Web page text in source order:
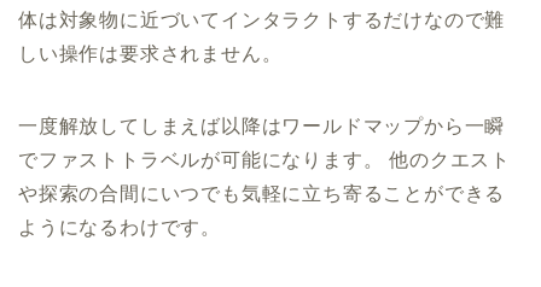
体は対象物に近づいてインタラクトするだけなので難
しい操作は要求されません。
一度解放してしまえば以降はワールドマップから一瞬
でファストトラベルが可能になります。 他のクエスト
や探索の合間にいつでも気軽に立ち寄ることができる
ようになるわけです。